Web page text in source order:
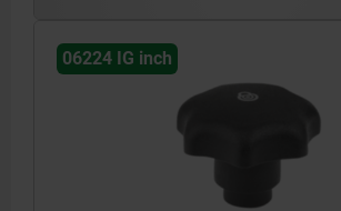
06224 IG inch